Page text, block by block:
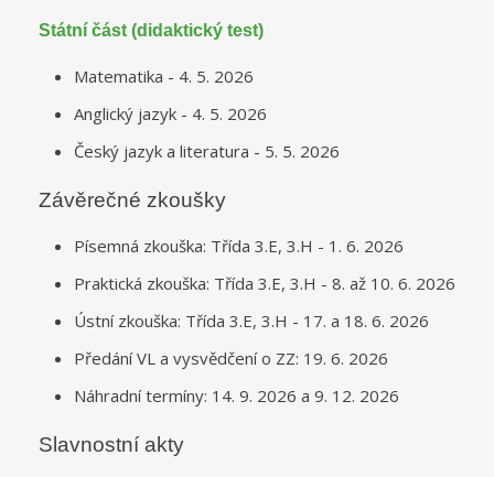
Státní část (didaktický test)
Matematika - 4. 5. 2026
Anglický jazyk - 4. 5. 2026
Český jazyk a literatura - 5. 5. 2026
Závěrečné zkoušky
Písemná zkouška: Třída 3.E, 3.H - 1. 6. 2026
Praktická zkouška: Třída 3.E, 3.H - 8. až 10. 6. 2026
Ústní zkouška: Třída 3.E, 3.H - 17. a 18. 6. 2026
Předání VL a vysvědčení o ZZ: 19. 6. 2026
Náhradní termíny: 14. 9. 2026 a 9. 12. 2026
Slavnostní akty